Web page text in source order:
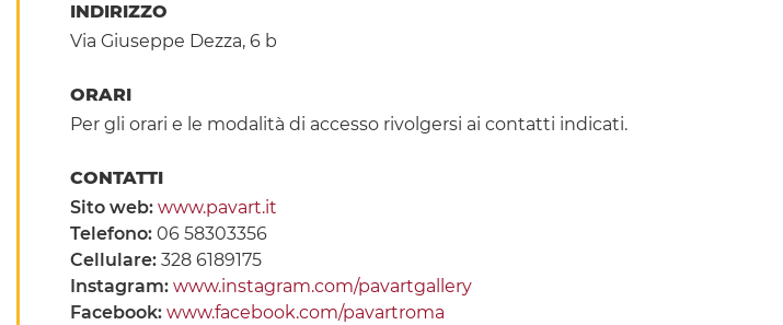
INDIRIZZO
Via Giuseppe Dezza, 6 b
ORARI
Per gli orari e le modalità di accesso rivolgersi ai contatti indicati.
CONTATTI
Sito web: www.pavart.it
Telefono: 06 58303356
Cellulare: 328 6189175
Instagram: www.instagram.com/pavartgallery
Facebook: www.facebook.com/pavartroma